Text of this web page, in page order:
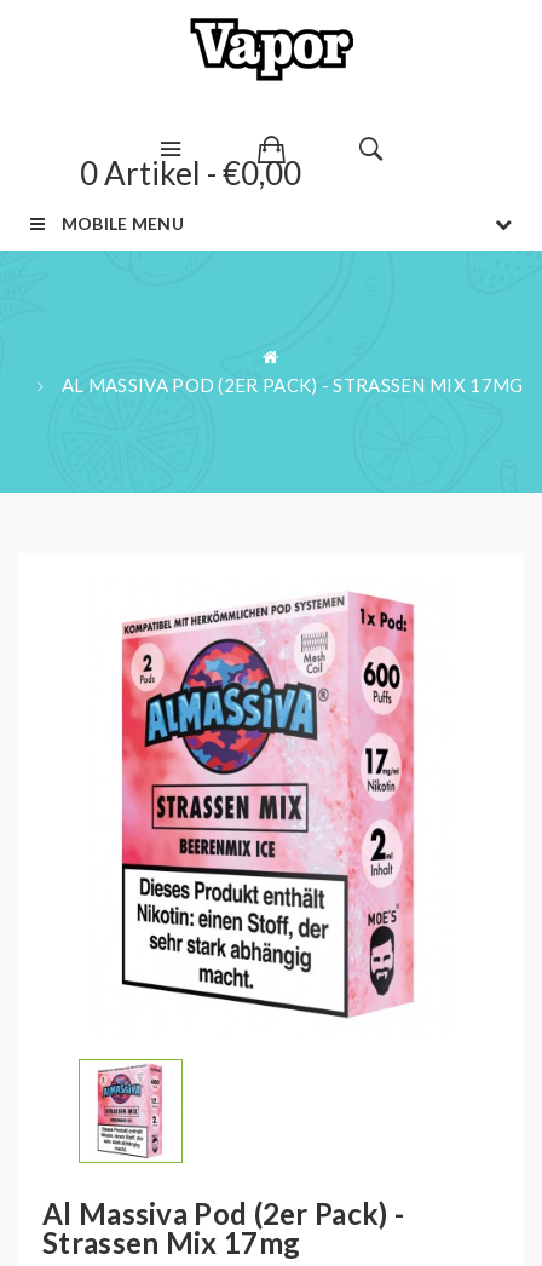
0 Artikel - €0,00
MOBILE MENU
AL MASSIVA POD (2ER PACK) - STRASSEN MIX 17MG
Al Massiva Pod (2er Pack) -
Strassen Mix 17mg